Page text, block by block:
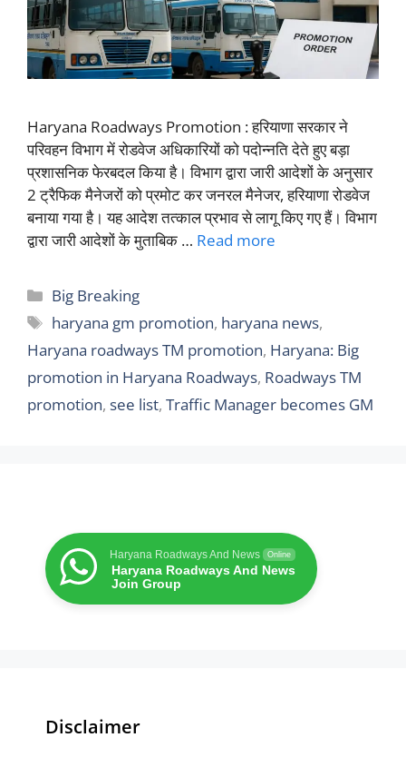
Haryana Roadways Promotion : हरियाणा सरकार ने
परिवहन विभाग में रोडवेज अधिकारियों को पदोन्नति देते हुए बड़ा
प्रशासनिक फेरबदल किया है। विभाग द्वारा जारी आदेशों के अनुसार
2 ट्रैफिक मैनेजरों को प्रमोट कर जनरल मैनेजर, हरियाणा रोडवेज
बनाया गया है। यह आदेश तत्काल प्रभाव से लागू किए गए हैं। विभाग
द्वारा जारी आदेशों के मुताबिक … Read more
Categories
Big Breaking
Tags
haryana gm promotion, haryana news,
Haryana roadways TM promotion, Haryana: Big
promotion in Haryana Roadways, Roadways TM
promotion, see list, Traffic Manager becomes GM
Haryana Roadways And News Online
Haryana Roadways And News
Join Group
Disclaimer